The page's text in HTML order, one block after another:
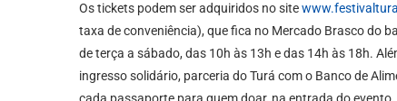
Os tickets podem ser adquiridos no site
taxa de conveniência), que fica no Mercado Brasco do
de terça a sábado, das 10h às 13h e das 14h às 18h.
ingresso solidário, parceria do Turá com o Banco de